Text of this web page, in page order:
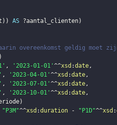
) ) AS ?aantal_clienten)
overeenkomst geldig moet
)
, '2023-01-01'^^xsd :date,
, '2023-04-01'^^xsd :date,
, '2023-07-01'^^xsd :date,
, '2023-10-01'^^xsd :date,
)
"P3M"^^xsd :duration - "P1D"^^xsd :